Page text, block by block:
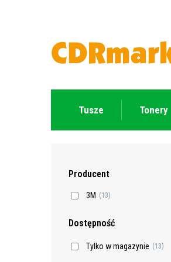
Tusze Tonery
Producent
3M (13)
Dostępność
Tylko w magazynie (13)